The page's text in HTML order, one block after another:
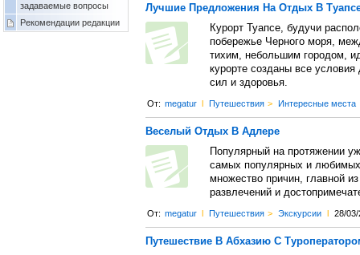
Лучшие Предложения На Отдых В
Курорт Туапсе, будучи
побережье Черного моря,
тихим, небольшим городом,
курорте созданы все
сил и здоровья.
От: megatur l Путешествия > Интересные места
Веселый Отдых В Адлере
Популярный на протяжении
самых популярных и
множество причин, главной
развлечений и
От: megatur l Путешествия > Экскурсии l 28/03/
Путешествие В Абхазию С
задаваемые вопросы
Рекомендации редакции